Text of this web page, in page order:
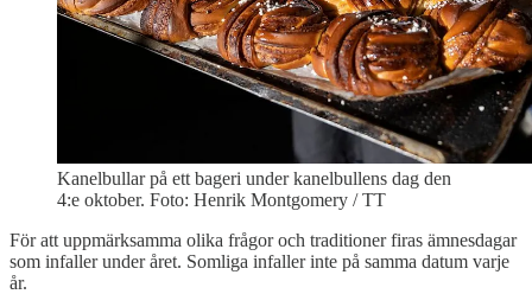
Kanelbullar på ett bageri under kanelbullens dag den
4:e oktober. Foto: Henrik Montgomery / TT
För att uppmärksamma olika frågor och traditioner firas ämnesdagar
som infaller under året. Somliga infaller inte på samma datum varje
år.